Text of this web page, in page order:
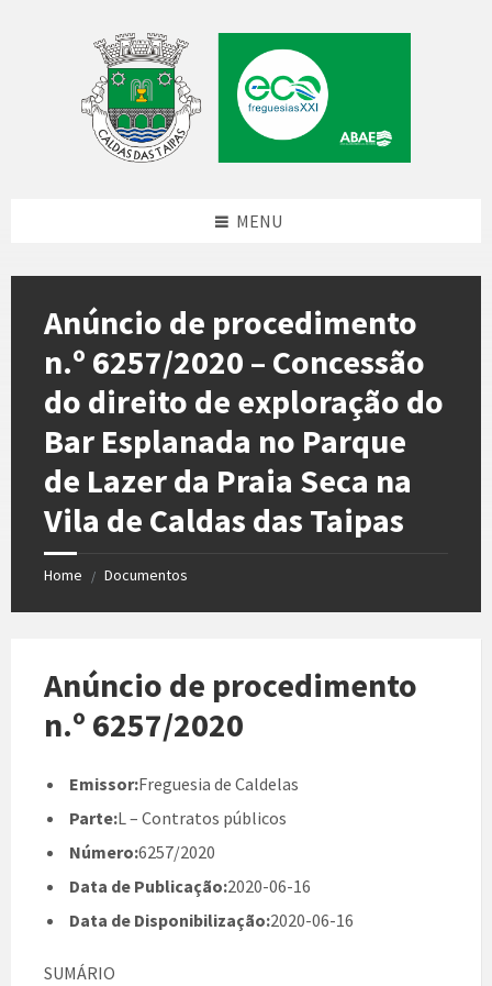
MENU
Anúncio de procedimento
n.º 6257/2020 – Concessão
do direito de exploração do
Bar Esplanada no Parque
de Lazer da Praia Seca na
Vila de Caldas das Taipas
Home / Documentos
Anúncio de procedimento
n.º 6257/2020
Emissor:Freguesia de Caldelas
Parte:L – Contratos públicos
Número:6257/2020
Data de Publicação:2020-06-16
Data de Disponibilização:2020-06-16
SUMÁRIO